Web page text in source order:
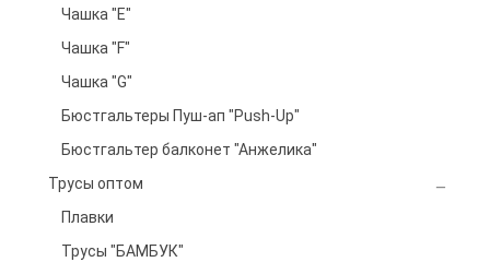
Чашка "E"
Чашка "F"
Чашка "G"
Бюстгальтеры Пуш-ап "Push-Up"
Бюстгальтер балконет "Анжелика"
Трусы оптом
Плавки
Трусы "БАМБУК"